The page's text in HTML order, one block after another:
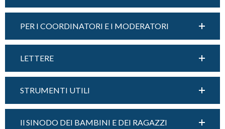
PER I COORDINATORI E I MODERATORI
LETTERE
STRUMENTI UTILI
Il SINODO DEI BAMBINI E DEI RAGAZZI